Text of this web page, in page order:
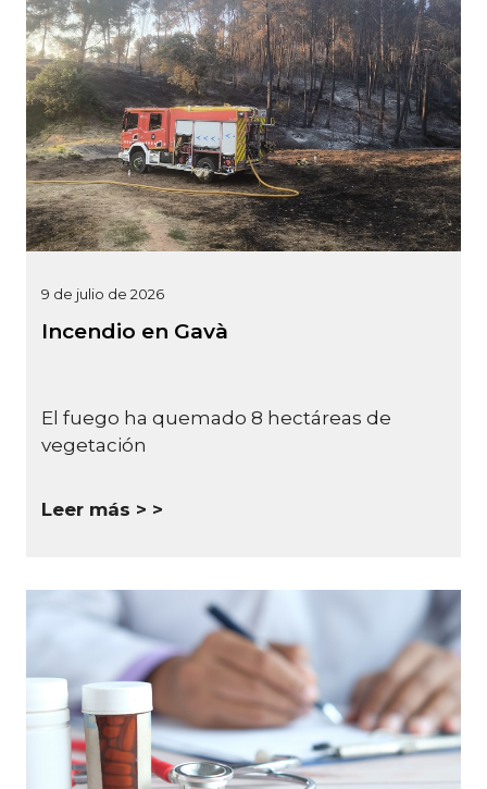
9 de julio de 2026
Incendio en Gavà
El fuego ha quemado 8 hectáreas de
vegetación
Leer más >